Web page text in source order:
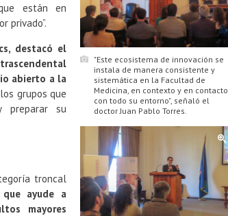
"Este ecosistema de innovación se
instala de manera consistente y
sistemática en la Facultad de
Medicina, en contexto y en contacto
con todo su entorno", señaló el
doctor Juan Pablo Torres.
están en
privado”.
destacó el
abierto a la
grupos que
preparar su
troncal
ayude a
mayores